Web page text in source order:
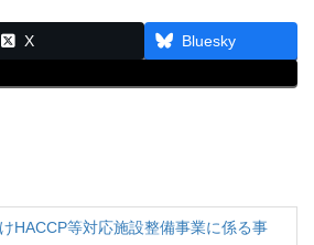
X
Bluesky
HACCP等対応施設整備事業に係る事